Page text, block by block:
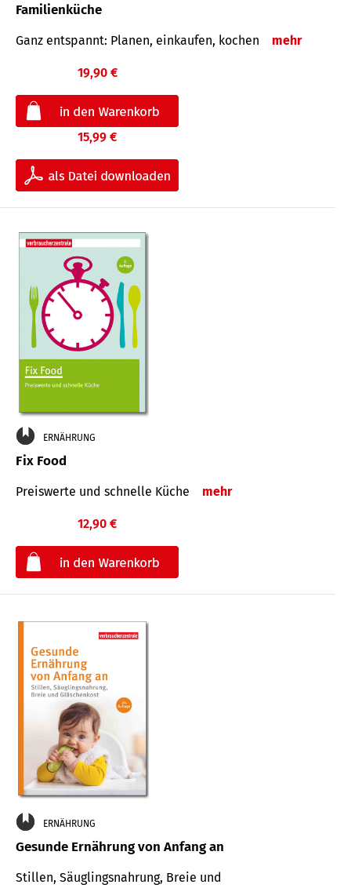
Familienküche
Ganz entspannt: Planen, einkaufen, kochen mehr
19,90 €
15,99 €
ERNÄHRUNG
Fix Food
Preiswerte und schnelle Küche mehr
12,90 €
ERNÄHRUNG
Gesunde Ernährung von Anfang an
Stillen, Säuglingsnahrung, Breie und